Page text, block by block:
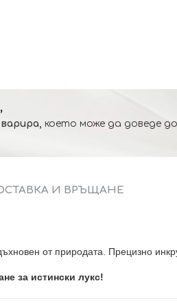
което може да доведе
И ВРЪЩАНЕ
от природата. Прецизно
за истински лукс!